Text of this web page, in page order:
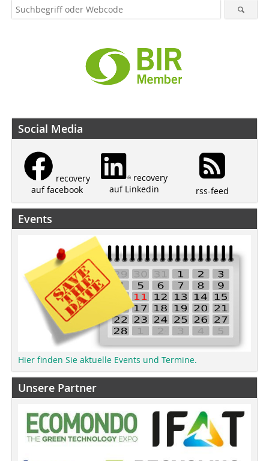
Social Media
recovery
auf facebook
recovery
auf Linkedin
rss-feed
Events
Hier finden Sie aktuelle Events und Termine.
Unsere Partner